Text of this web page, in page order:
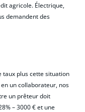
agricole. Électrique,
demandent des
taux plus cette situation
un collaborateur, nos
un prêteur doit
– 3000 € et une